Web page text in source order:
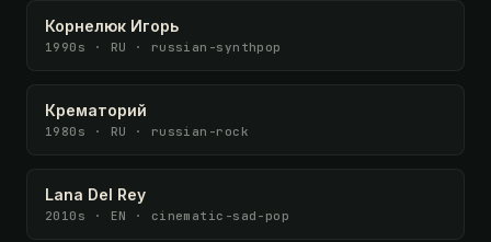
Корнелюк Игорь
1990s · RU · russian-synthpop
Крематорий
1980s · RU · russian-rock
Lana Del Rey
2010s · EN · cinematic-sad-pop